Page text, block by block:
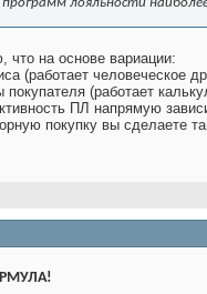
программ лояльности
что на основе вариации:
(работает человеческое
покупателя (работает
ПЛ напрямую
покупку вы сделаете